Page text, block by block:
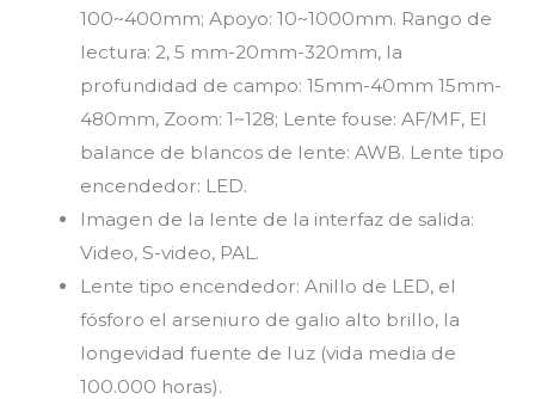
100~400mm; Apoyo: 10~1000mm. Rango de
lectura: 2, 5 mm-20mm-320mm, la
profundidad de campo: 15mm-40mm 15mm-
480mm, Zoom: 1~128; Lente fouse: AF/MF, El
balance de blancos de lente: AWB. Lente tipo
encendedor: LED.
Imagen de la lente de la interfaz de salida:
Video, S-video, PAL.
Lente tipo encendedor: Anillo de LED, el
fósforo el arseniuro de galio alto brillo, la
longevidad fuente de luz (vida media de
100.000 horas).